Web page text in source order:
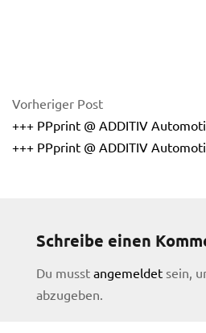
Vorheriger Post
+++ PPprint @ ADDITIV
+++ PPprint @ ADDITIV
Schreibe einen
Du musst angemeldet sein,
abzugeben.